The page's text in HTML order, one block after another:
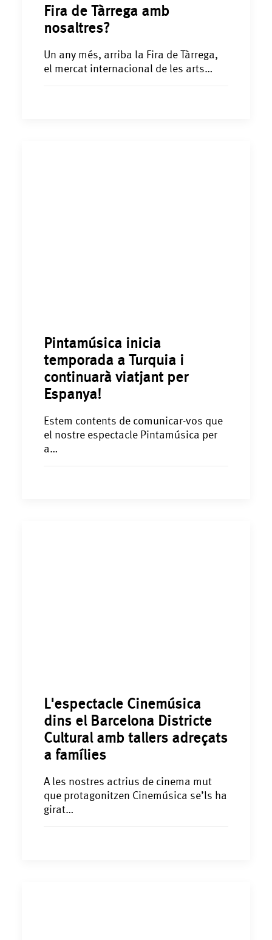
Fira de Tàrrega amb
nosaltres?
Un any més, arriba la Fira de Tàrrega,
el mercat internacional de les arts…
Pintamúsica inicia
temporada a Turquia i
continuarà viatjant per
Espanya!
Estem contents de comunicar-vos que
el nostre espectacle Pintamúsica per
a…
L'espectacle Cinemúsica
dins el Barcelona Districte
Cultural amb tallers adreçats
a famílies
A les nostres actrius de cinema mut
que protagonitzen Cinemúsica se’ls ha
girat…